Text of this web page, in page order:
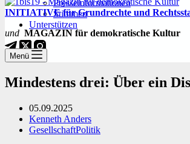
Presseinformationen
Stimmen
Unterstützen
INITIATIVE für Grundrechte und
und MAGAZIN für demokratische Kultur
Menü
Mindestens drei: Über ein
05.09.2025
Kenneth Anders
GesellschaftPolitik